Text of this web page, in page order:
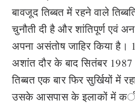
बावजूद तिब्बत में रहने वाले
चुनौती दी है और शांतिपूर्ण एवं
अपना असंतोष जाहिर किया
अशांत दौर के बाद सितंबर
तिब्बत एक बार फिर सुर्खियों में
उसके आसपास के इलाकों में